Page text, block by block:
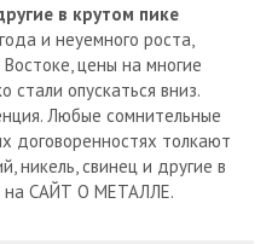
в крутом пике
и неуемного роста,
цены на многие
стали опускаться вниз.
Любые сомнительные
договоренностях толкают
никель, свинец и другие в
на САЙТ О МЕТАЛЛЕ.